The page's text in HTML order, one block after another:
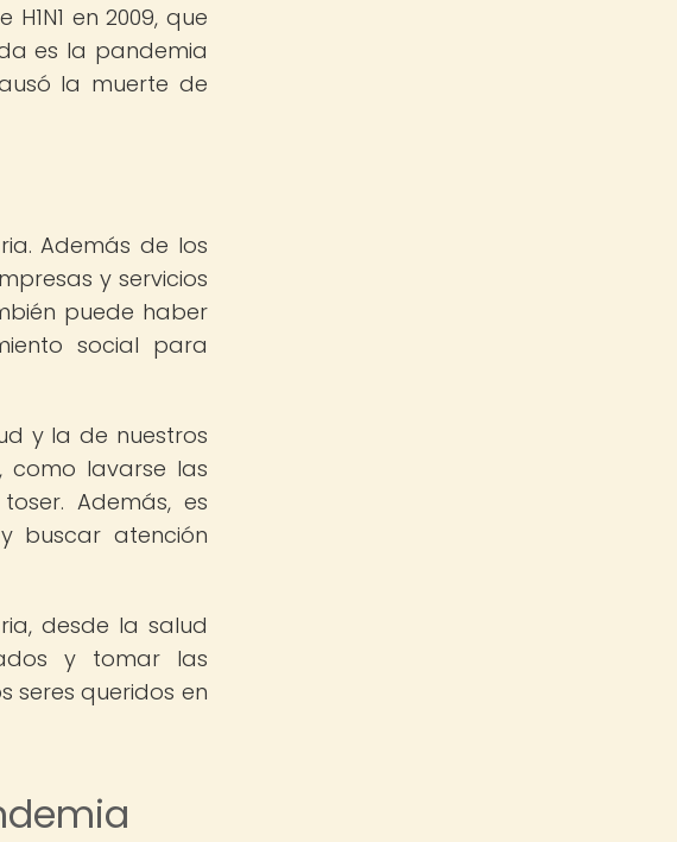
en 2009, que
es la pandemia
la muerte de
Además de los
y servicios
puede haber
social para
y la de nuestros
como lavarse las
Además, es
buscar atención
desde la salud
y tomar las
seres queridos en